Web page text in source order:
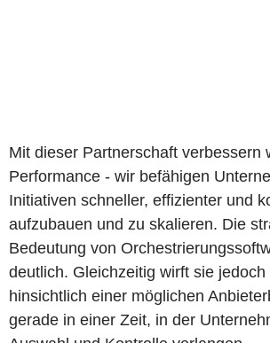
Mit dieser Partnerschaft verbessern
Performance - wir befähigen
Initiativen schneller, effizienter und
aufzubauen und zu skalieren. Die
Bedeutung von
deutlich. Gleichzeitig wirft sie jedoch
hinsichtlich einer möglichen
gerade in einer Zeit, in der